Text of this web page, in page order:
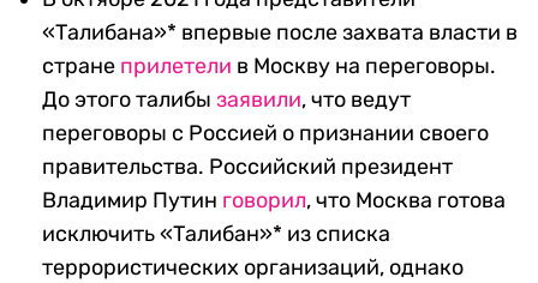
«Талибана»* впервые после захвата власти в
стране прилетели в Москву на переговоры.
До этого талибы заявили, что ведут
переговоры с Россией о признании своего
правительства. Российский президент
Владимир Путин говорил, что Москва готова
исключить «Талибан»* из списка
террористических организаций, однако